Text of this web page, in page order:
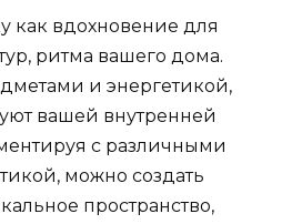
как вдохновение для
ритма вашего дома.
и энергетикой,
вашей внутренней
с различными
можно создать
пространство,